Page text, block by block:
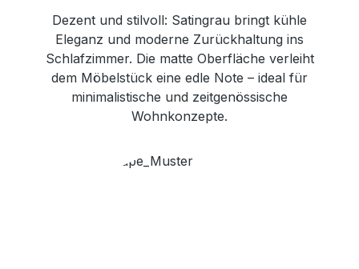
Dezent und stilvoll: Satingrau bringt kühle
Eleganz und moderne Zurückhaltung ins
Schlafzimmer. Die matte Oberfläche verleiht
dem Möbelstück eine edle Note – ideal für
minimalistische und zeitgenössische
Wohnkonzepte.